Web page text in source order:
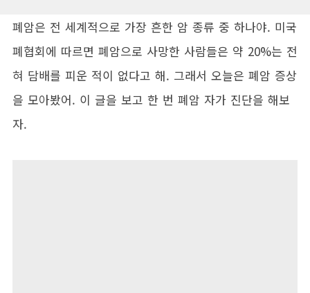
폐암은 전 세계적으로 가장 흔한 암 종류 중 하나야. 미국
폐협회에 따르면 폐암으로 사망한 사람들은 약 20%는 전
혀 담배를 피운 적이 없다고 해. 그래서 오늘은 폐암 증상
을 모아봤어. 이 글을 보고 한 번 폐암 자가 진단을 해보
자.